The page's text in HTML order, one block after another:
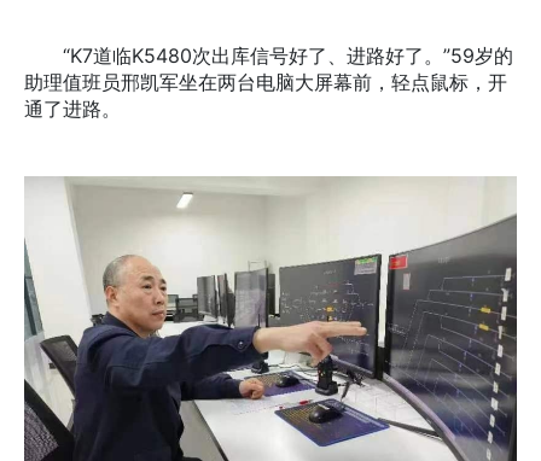
“K7道临K5480次出库信号好了、进路好了。”59岁的
助理值班员邢凯军坐在两台电脑大屏幕前，轻点鼠标，开
通了进路。